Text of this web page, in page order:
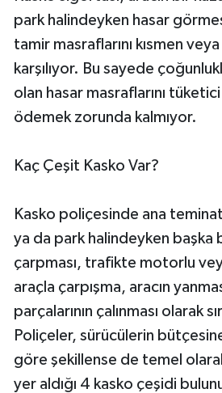
park halindeyken hasar
tamir masraflarını kısmen
karşılıyor. Bu sayede
olan hasar masraflarını
ödemek zorunda kalmıyor.
Kaç Çeşit Kasko Var?
Kasko poliçesinde ana
ya da park halindeyken başka
çarpması, trafikte motorlu
araçla çarpışma, aracın
parçalarının çalınması olarak
Poliçeler, sürücülerin
göre şekillense de temel
yer aldığı 4 kasko çeşidi